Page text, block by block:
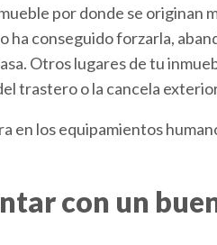
por donde se originan
ha conseguido forzarla,
Otros lugares de tu
trastero o la cancela
en los equipamientos
con un